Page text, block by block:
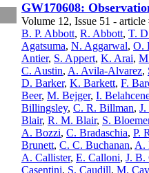
GW170608:
Volume 12, Issue 51 - article
B. P. Abbott, R. Abbott, T.
Agatsuma, N. Aggarwal, O.
Antier, S. Appert, K. Arai,
C. Austin, A. Avila-Alvarez,
D. Barker, K. Barkett, F.
Beer, M. Bejger, I.
Billingsley, C. R. Billman, J.
Blair, R. M. Blair, S.
A. Bozzi, C. Bradaschia, P.
Brunett, C. C. Buchanan, A.
A. Callister, E. Calloni, J. B.
Casentini, S. Caudill, M.